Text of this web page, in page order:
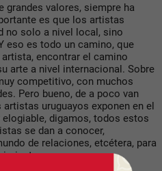
grandes valores, siempre ha
es que los artistas
no solo a nivel local, sino
eso es todo un camino, que
encontrar el camino
arte a nivel internacional. Sobre
competitivo, con muchos
Pero bueno, de a poco van
uruguayos exponen en el
digamos, todos estos
se dan a conocer,
de relaciones, etcétera, para